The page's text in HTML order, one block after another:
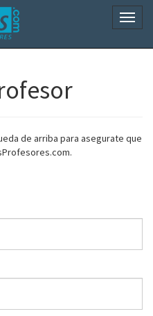
de arriba para asegurate que